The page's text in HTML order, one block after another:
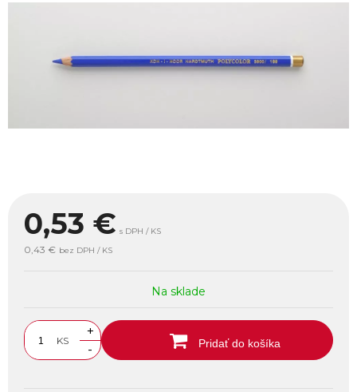
0,53 € s DPH / KS
0,43 € bez DPH / KS
Na sklade
KS
+
-
Pridať do košíka